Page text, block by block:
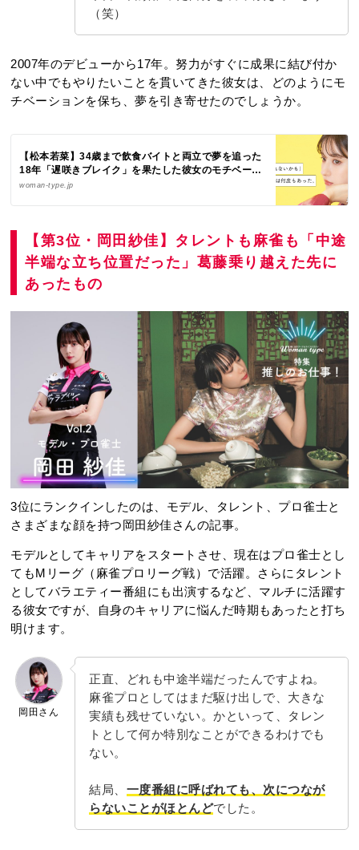
（笑）
2007年のデビューから17年。努力がすぐに成果に結び付か
ない中でもやりたいことを貫いてきた彼女は、どのようにモ
チベーションを保ち、夢を引き寄せたのでしょうか。
【松本若菜】34歳まで飲食バイトと両立で夢を追った
18年「遅咲きブレイク」を果たした彼女のモチベーシ
ョンの保ち方
woman-type.jp
【第3位・岡田紗佳】タレントも麻雀も「中途
半端な立ち位置だった」葛藤乗り越えた先に
あったもの
3位にランクインしたのは、モデル、タレント、プロ雀士と
さまざまな顔を持つ岡田紗佳さんの記事。
モデルとしてキャリアをスタートさせ、現在はプロ雀士とし
てもMリーグ（麻雀プロリーグ戦）で活躍。さらにタレント
としてバラエティー番組にも出演するなど、マルチに活躍す
る彼女ですが、自身のキャリアに悩んだ時期もあったと打ち
明けます。
岡田さん
正直、どれも中途半端だったんですよね。
麻雀プロとしてはまだ駆け出しで、大きな
実績も残せていない。かといって、タレン
トとして何か特別なことができるわけでも
ない。
結局、 一度番組に呼ばれても、次につなが
らないことがほとんどでした。